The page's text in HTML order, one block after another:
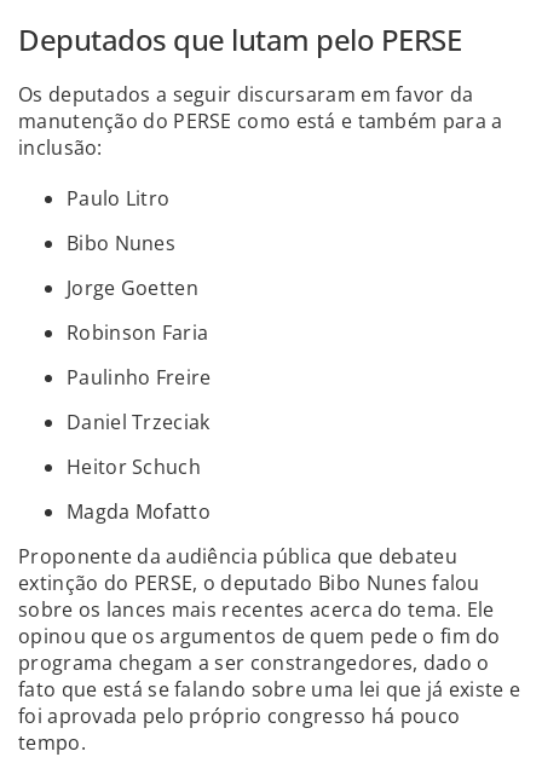
Deputados que lutam pelo PERSE
Os deputados a seguir discursaram em favor da
manutenção do PERSE como está e também para a
inclusão:
Paulo Litro
Bibo Nunes
Jorge Goetten
Robinson Faria
Paulinho Freire
Daniel Trzeciak
Heitor Schuch
Magda Mofatto
Proponente da audiência pública que debateu
extinção do PERSE, o deputado Bibo Nunes falou
sobre os lances mais recentes acerca do tema. Ele
opinou que os argumentos de quem pede o fim do
programa chegam a ser constrangedores, dado o
fato que está se falando sobre uma lei que já existe e
foi aprovada pelo próprio congresso há pouco
tempo.